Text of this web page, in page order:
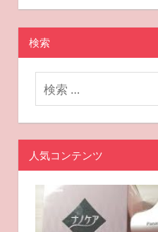
シ
ョ
ン
2025-11-06
miyu
おすすめ美容
検索
人気コンテンツ